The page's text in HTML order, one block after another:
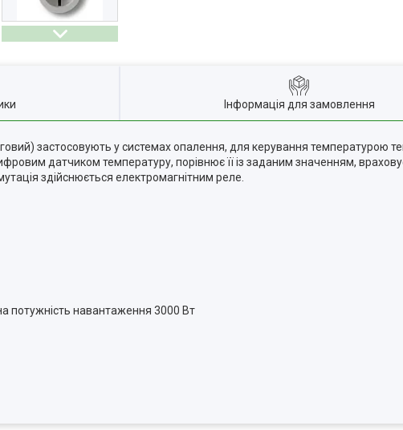
Інформація для замовлення
застосовують у системах опалення, для керування температурою
датчиком температуру, порівнює її із заданим значенням,
здійснюється електромагнітним реле.
потужність навантаження 3000 Вт